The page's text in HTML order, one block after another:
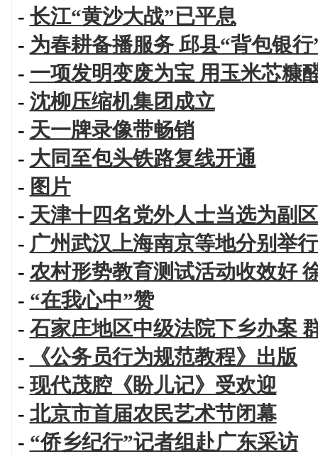
- 长江“黄沙大战”已平息
- 为春耕备播服务 邱县“背包银
- 一项发明变废为宝 用玉米芯糠
- 沈柳压缩机集团成立
- 天一牌录像带畅销
- 大同至包头铁路复线开通
- 图片
- 天津十四名党外人士当选为副
- 广州武汉上海南京等地分别举
- 农村形势教育测试活动收效好
- “在我心中”赞
- 石家庄地区中级法院下乡办案
-
《公务员行为规范教程》出版
-现代茂腔《盼儿记》受欢迎
- 北京市首届农民艺术节闭幕
- “侨乡纪行”记者组赴广东采访